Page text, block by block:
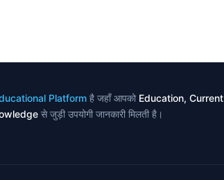
Platform है जहाँ आपको Education, Current
से जुड़ी उपयोगी जानकारी मिलती है।